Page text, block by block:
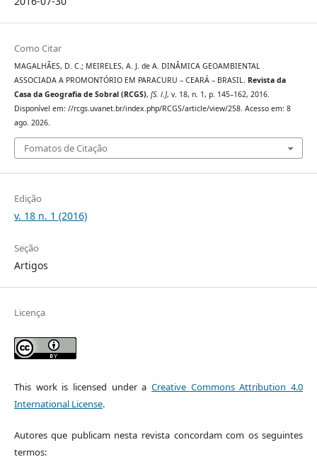
Como Citar
MAGALHÃES, D. C.; MEIRELES, A. J. de A. DINÂMICA GEOAMBIENTAL
ASSOCIADA A PROMONTÓRIO EM PARACURU – CEARÁ – BRASIL. Revista da
Casa da Geografia de Sobral (RCGS), [S. l.], v. 18, n. 1, p. 145–162, 2016.
Disponível em: //rcgs.uvanet.br/index.php/RCGS/article/view/258. Acesso em: 8
ago. 2026.
Fomatos de Citação
Edição
v. 18 n. 1 (2016)
Seção
Artigos
Licença
This work is licensed under aCreative Commons Attribution 4.0
International License.
Autores que publicam nesta revista concordam com os seguintes
termos: